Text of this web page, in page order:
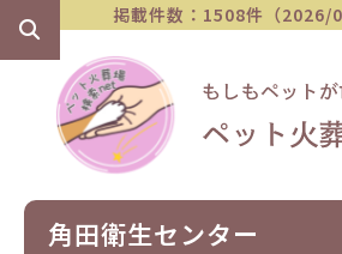
掲載件数：1508件（2026/
角田衛生センター